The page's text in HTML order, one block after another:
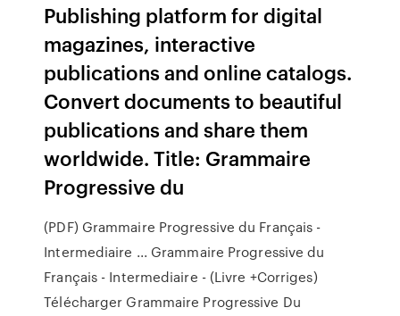
Publishing platform for digital
magazines, interactive
publications and online catalogs.
Convert documents to beautiful
publications and share them
worldwide. Title: Grammaire
Progressive du
(PDF) Grammaire Progressive du Français -
Intermediaire ... Grammaire Progressive du
Français - Intermediaire - (Livre +Corriges)
Télécharger Grammaire Progressive Du